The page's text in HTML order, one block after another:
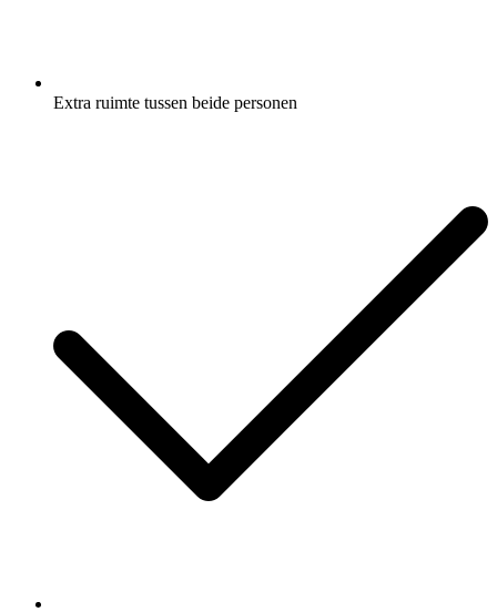
Extra ruimte tussen beide personen